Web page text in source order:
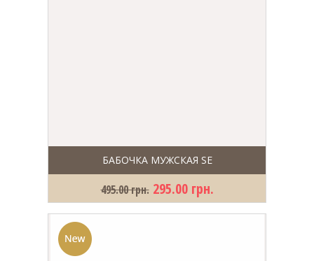
БАБОЧКА МУЖСКАЯ SE
495.00 грн. 295.00 грн.